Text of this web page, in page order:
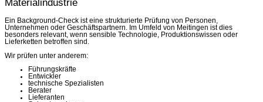
Ein Background-Check ist eine strukturierte Prüfung von Personen,
Unternehmen oder Geschäftspartnern. Im Umfeld von Meitingen ist dies
besonders relevant, wenn sensible Technologie, Produktionswissen oder
Lieferketten betroffen sind.
Wir prüfen unter anderem:
Führungskräfte
Entwickler
technische Spezialisten
Berater
Lieferanten